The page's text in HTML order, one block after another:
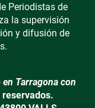
Periodistas de
la supervisión
y difusión de
en Tarragona con
reservados.